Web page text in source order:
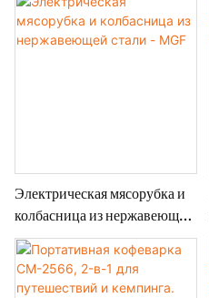
нержавеющей стали - MGV
Электрическая мясорубка и
колбасница из нержавеющей
стали - MGF